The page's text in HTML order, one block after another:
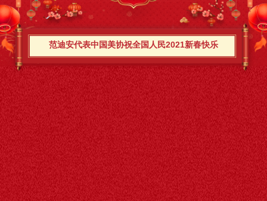
范迪安代表中国美协祝全国人民2021新春快乐